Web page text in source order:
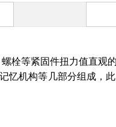
栓等紧固件扭力值直观
忆机构等几部分组成，